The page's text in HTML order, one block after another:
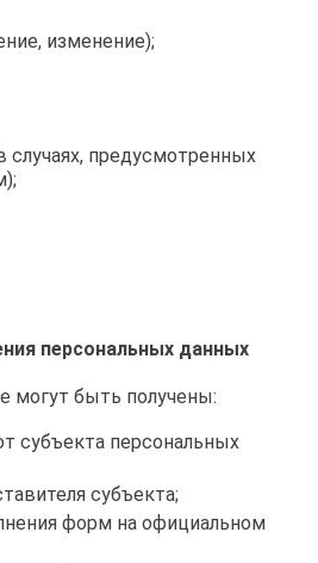
изменение);
случаях, предусмотренных
персональных данных
могут быть получены:
субъекта персональных
субъекта;
форм на официальном